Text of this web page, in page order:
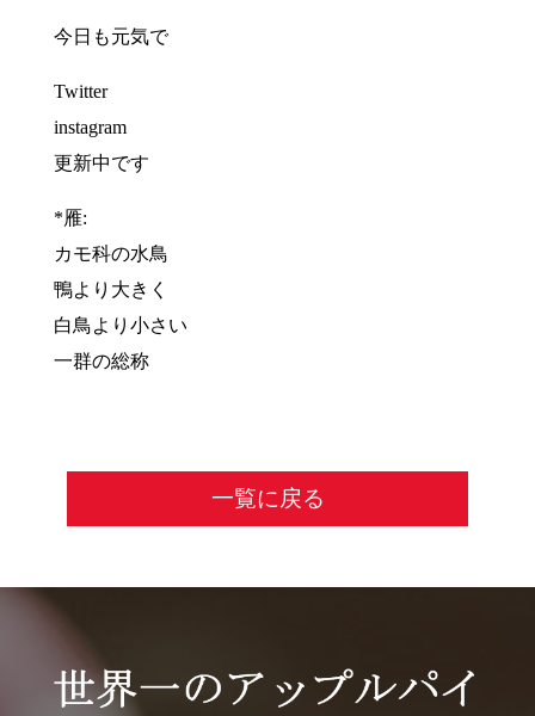
今日も元気で
Twitter
instagram
更新中です
*雁:
カモ科の水鳥
鴨より大きく
白鳥より小さい
一群の総称
一覧に戻る